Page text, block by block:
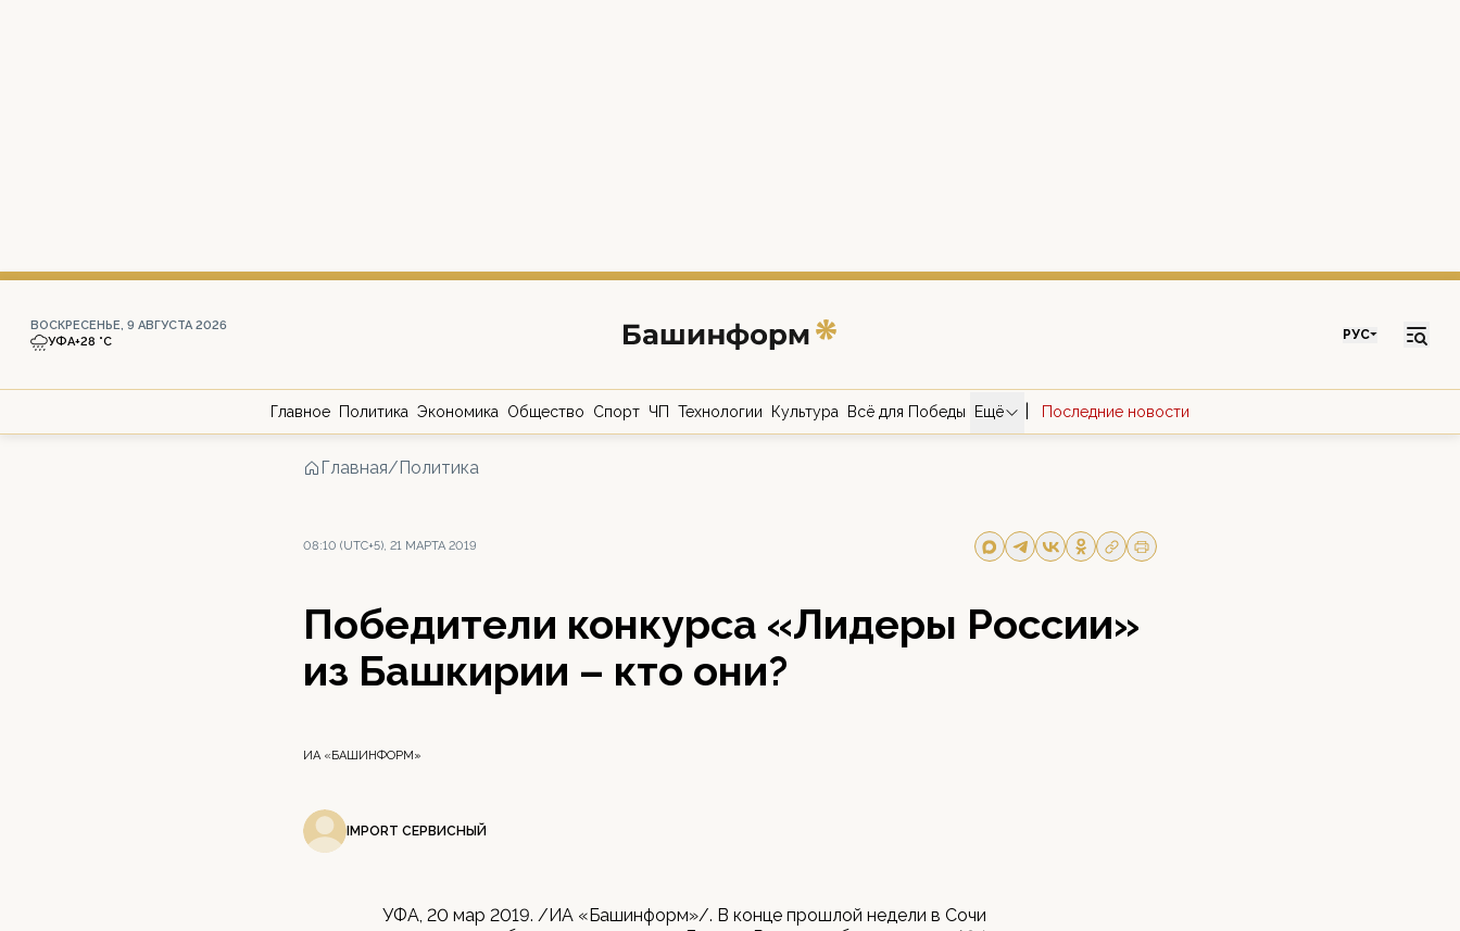
ВОСКРЕСЕНЬЕ, 9 АВГУСТА 2026
УФА+28 °С РУС
Главное Политика Экономика Общество Спорт ЧП Технологии Культура Всё для Победы Ещё Последние новости
Главная/Политика
08:10 (UTC+5), 21 МАРТА 2019
Победители конкурса «Лидеры России»
из Башкирии – кто они?
ИА «БАШИНФОРМ»
IMPORT СЕРВИСНЫЙ
УФА, 20 мар 2019. /ИА «Башинформ»/. В конце прошлой недели в Сочи